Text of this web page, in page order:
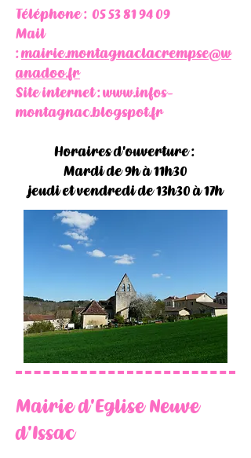
Téléphone : 05 53 81 94 09
Mail
:mairie.montagnaclacrempse@w
anadoo.fr
Site internet :www.infos-
montagnac.blogspot.fr
Horaires d'ouverture :
Mardi de 9h à 11h30
jeudi et vendredi de 13h30 à 17h
Mairie d'Eglise Neuve
d'Issac